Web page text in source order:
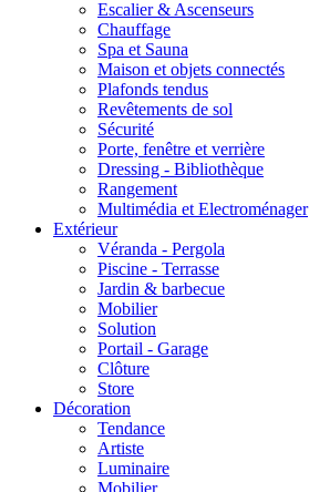
Escalier & Ascenseurs
Chauffage
Spa et Sauna
Maison et objets connectés
Plafonds tendus
Revêtements de sol
Sécurité
Porte, fenêtre et verrière
Dressing - Bibliothèque
Rangement
Multimédia et Electroménager
Extérieur
Véranda - Pergola
Piscine - Terrasse
Jardin & barbecue
Mobilier
Solution
Portail - Garage
Clôture
Store
Décoration
Tendance
Artiste
Luminaire